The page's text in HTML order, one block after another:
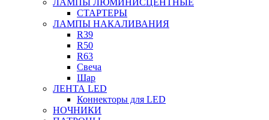
ЛАМПЫ ЛЮМИНИСЦЕНТНЫЕ
СТАРТЕРЫ
ЛАМПЫ НАКАЛИВАНИЯ
R39
R50
R63
Свеча
Шар
ЛЕНТА LED
Коннекторы для LED
НОЧНИКИ